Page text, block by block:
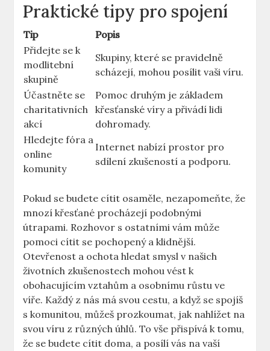
Praktické tipy pro spojení
Tip
Popis
Přidejte se k
modlitební
skupině
Skupiny, které se pravidelně
scházejí, mohou posílit vaši víru.
Účastněte se
charitativních
akcí
Pomoc druhým je základem
křesťanské víry a přivádí lidi
dohromady.
Hledejte fóra a
online
komunity
Internet nabízí prostor pro
sdílení zkušeností a podporu.
Pokud se budete cítit osaměle, nezapomeňte, že
mnozí křesťané procházejí podobnými
útrapami. Rozhovor s ostatními vám může
pomoci cítit se pochopený a klidnější.
Otevřenost a ochota hledat smysl v našich
životních zkušenostech mohou vést k
obohacujícím vztahům a osobnímu růstu ve
víře. Každý z nás má svou cestu, a když se spojíš
s komunitou, můžeš prozkoumat, jak nahlížet na
svou víru z různých úhlů. To vše přispívá k tomu,
že se budete cítit doma, a posílí vás na vaší